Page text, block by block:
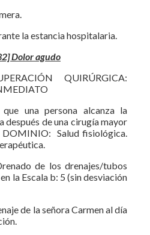
la estancia hospitalaria.
Dolor agudo
QUIRÚRGICA:
una persona alcanza la
de una cirugía mayor
DOMINIO: Salud fisiológica.
de los drenajes/tubos
la Escala b: 5 (sin desviación
de la señora Carmen al día